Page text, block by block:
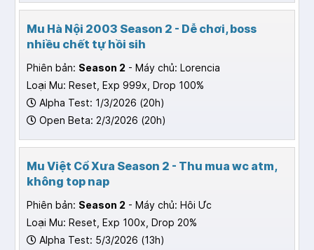
Mu Hà Nội 2003 Season 2 - Dễ chơi, boss
nhiều chết tự hồi sih
Phiên bản: Season 2 - Máy chủ: Lorencia
Loại Mu: Reset, Exp 999x, Drop 100%
Alpha Test: 1/3/2026 (20h)
Open Beta: 2/3/2026 (20h)
Mu Việt Cổ Xưa Season 2 - Thu mua wc atm,
không top nap
Phiên bản: Season 2 - Máy chủ: Hôi Ưc
Loại Mu: Reset, Exp 100x, Drop 20%
Alpha Test: 5/3/2026 (13h)